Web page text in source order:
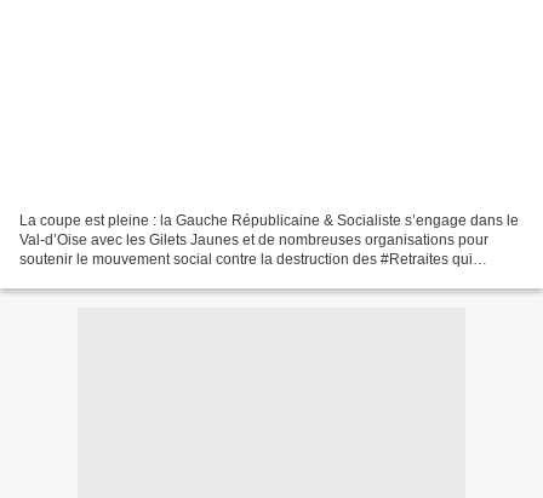
La coupe est pleine : la Gauche Républicaine & Socialiste s’engage dans le
Val-d’Oise avec les Gilets Jaunes et de nombreuses organisations pour
soutenir le mouvement social contre la destruction des #Retraites qui